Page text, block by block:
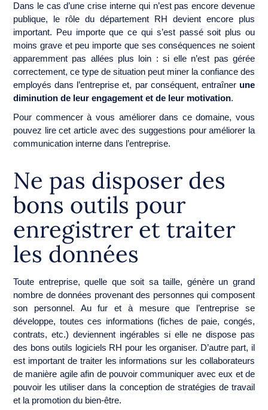
Dans le cas d’une crise interne qui n’est pas encore devenue
publique, le rôle du département RH devient encore plus
important. Peu importe que ce qui s’est passé soit plus ou
moins grave et peu importe que ses conséquences ne soient
apparemment pas allées plus loin : si elle n’est pas gérée
correctement, ce type de situation peut miner la confiance des
employés dans l’entreprise et, par conséquent, entraîner une
diminution de leur engagement et de leur motivation.
Pour commencer à vous améliorer dans ce domaine, vous
pouvez lire cet article avec des suggestions pour améliorer la
communication interne dans l’entreprise.
Ne pas disposer des
bons outils pour
enregistrer et traiter
les données
Toute entreprise, quelle que soit sa taille, génère un grand
nombre de données provenant des personnes qui composent
son personnel. Au fur et à mesure que l’entreprise se
développe, toutes ces informations (fiches de paie, congés,
contrats, etc.) deviennent ingérables si elle ne dispose pas
des bons outils logiciels RH pour les organiser. D’autre part, il
est important de traiter les informations sur les collaborateurs
de manière agile afin de pouvoir communiquer avec eux et de
pouvoir les utiliser dans la conception de stratégies de travail
et la promotion du bien-être.